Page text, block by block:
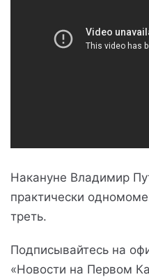
Накануне Владимир
практически
треть.
Подписывайтесь на
«Новости на Первом